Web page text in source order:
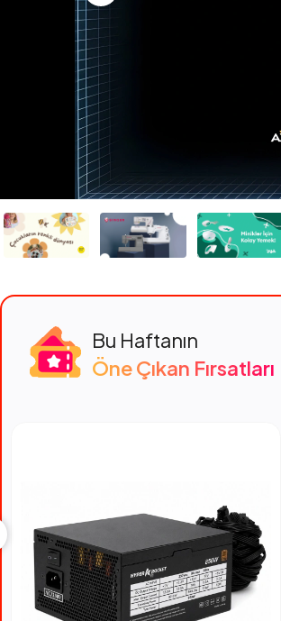
Bu Haftanın
Öne Çıkan Fırsatları